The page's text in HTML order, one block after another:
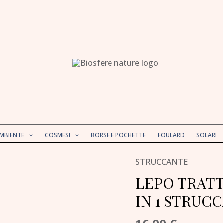
COSMESI BORSE E POCHETTE FOULARD SOLARI
STRUCCANTE
LEPO
IN 1
LEPO
TRATTAMENTO
DETERGENTE
3
IN